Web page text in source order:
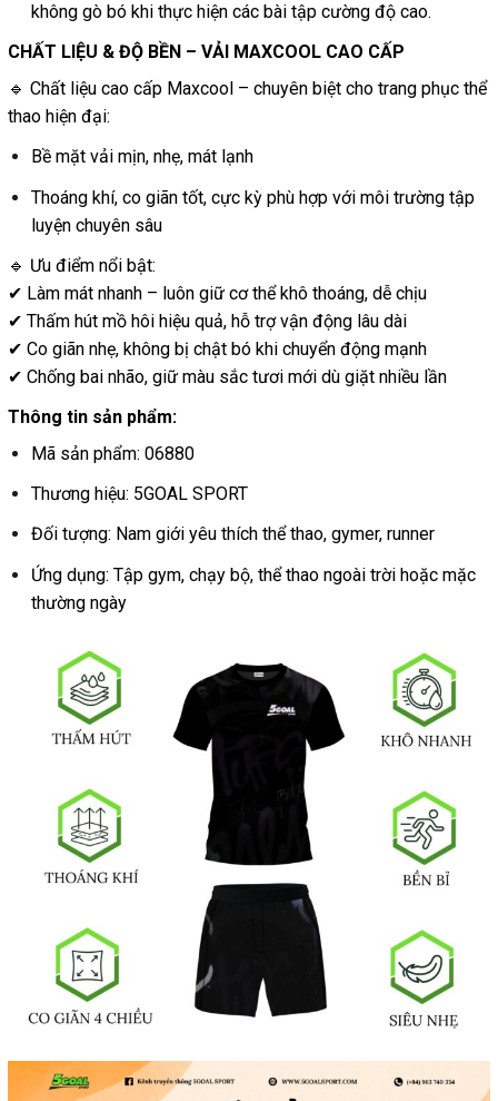
không gò bó khi thực hiện các bài tập cường độ cao.
CHẤT LIỆU & ĐỘ BỀN – VẢI MAXCOOL CAO CẤP
🔹 Chất liệu cao cấp Maxcool – chuyên biệt cho trang phục thể
thao hiện đại:
Bề mặt vải mịn, nhẹ, mát lạnh
Thoáng khí, co giãn tốt, cực kỳ phù hợp với môi trường tập
luyện chuyên sâu
🔹 Ưu điểm nổi bật:
✔ Làm mát nhanh – luôn giữ cơ thể khô thoáng, dễ chịu
✔ Thấm hút mồ hôi hiệu quả, hỗ trợ vận động lâu dài
✔ Co giãn nhẹ, không bị chật bó khi chuyển động mạnh
✔ Chống bai nhão, giữ màu sắc tươi mới dù giặt nhiều lần
Thông tin sản phẩm:
Mã sản phẩm: 06880
Thương hiệu: 5GOAL SPORT
Đối tượng: Nam giới yêu thích thể thao, gymer, runner
Ứng dụng: Tập gym, chạy bộ, thể thao ngoài trời hoặc mặc
thường ngày